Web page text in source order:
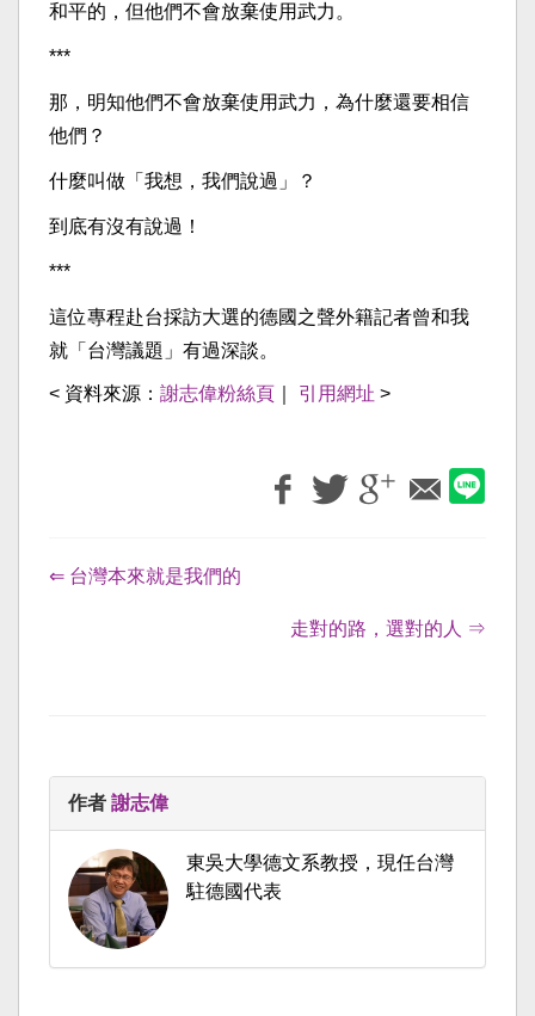
和平的，但他們不會放棄使用武力。
***
那，明知他們不會放棄使用武力，為什麼還要相信
他們？
什麼叫做「我想，我們說過」？
到底有沒有說過！
***
這位專程赴台採訪大選的德國之聲外籍記者曾和我
就「台灣議題」有過深談。
< 資料來源： 謝志偉粉絲頁 引用網址 >
⇐ 台灣本來就是我們的
走對的路，選對的人 ⇒
作者 謝志偉
東吳大學德文系教授，現任台灣
駐德國代表